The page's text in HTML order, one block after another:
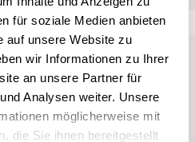
für soziale Medien anbieten
auf unsere Website zu
wir Informationen zu Ihrer
an unsere Partner für
Analysen weiter. Unsere
möglicherweise mit
die Sie ihnen bereitgestellt